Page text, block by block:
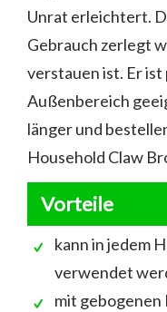
Unrat erleichtert.
Gebrauch zerlegt
verstauen ist. Er
Außenbereich
länger und
Household Claw
Vorteile
kann in jedem
verwendet
mit